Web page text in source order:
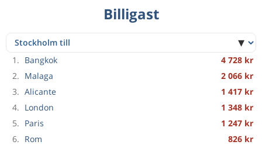
Split 1 019 kr
Tur & returBangkok
Da Nang 1 378 kr
Tur & returStockholm
Oslo
Bergamo 695 kr
Billigast
1. Bangkok
4 728 kr
2. Malaga
2 066 kr
3. Alicante
1 417 kr
4. London
1 348 kr
5. Paris
1 247 kr
6. Rom
826 kr